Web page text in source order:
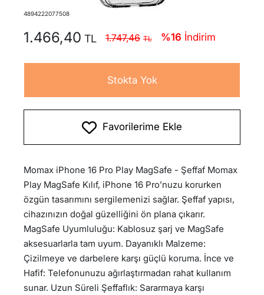
4894222077508
1.466,40 1.747,46 %16 İndirim
Stokta Yok
Favorilerime Ekle
Momax iPhone 16 Pro Play MagSafe - Şeffaf Momax
Play MagSafe Kılıf, iPhone 16 Pro’nuzu korurken
özgün tasarımını sergilemenizi sağlar. Şeffaf yapısı,
cihazınızın doğal güzelliğini ön plana çıkarır.
MagSafe Uyumluluğu: Kablosuz şarj ve MagSafe
aksesuarlarla tam uyum. Dayanıklı Malzeme:
Çizilmeye ve darbelere karşı güçlü koruma. İnce ve
Hafif: Telefonunuzu ağırlaştırmadan rahat kullanım
sunar. Uzun Süreli Şeffaflık: Sararmaya karşı